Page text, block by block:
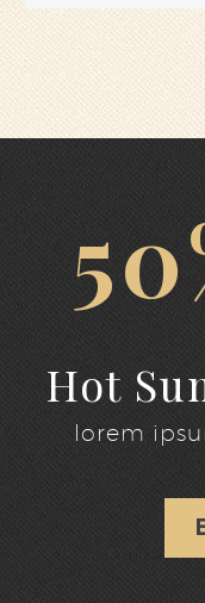
Hot
lorem